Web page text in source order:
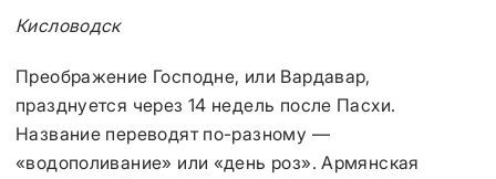
Кисловодск
Преображение Господне, или Вардавар,
празднуется через 14 недель после Пасхи.
Название переводят по-разному —
«водополивание» или «день роз». Армянская